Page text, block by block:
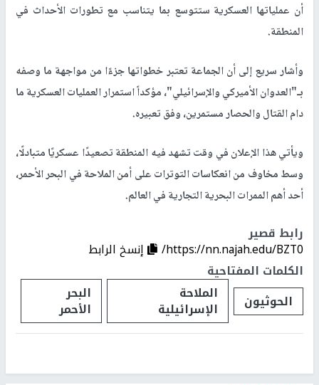
أن عملياتها العسكرية ستتوسع بما يتناسب مع تطورات الأحداث في
المنطقة.
وأشار سريع إلى أن الجماعة تعتبر خطواتها جزءًا من مواجهة ما وصفه
بـ"العدوان الأميركي والإسرائيلي"، مؤكداً استمرار العمليات العسكرية ما
دام القتال والحصار مستمرين، وفق تعبيره.
ويأتي هذا الإعلان في وقت تشهد فيه المنطقة تصعيدًا عسكريًا متبادلًا،
وسط مخاوف من انعكاسات التوترات على أمن الملاحة في البحر الأحمر،
أحد أهم الممرات البحرية التجارية في العالم.
رابط قصير
https://nn.najah.edu/BZT0/
إنسخ الرابط
الكلمات المفتاحية
الحوثيون
الملاحة
الإسرائيلية
البحر
الأحمر